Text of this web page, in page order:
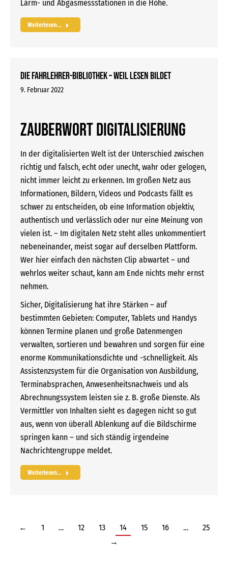
Lärm- und Abgasmessstationen in die Höhe.
Weiterlesen...
Die Fahrlehrer-Bibliothek – Weil Lesen bildet
9. Februar 2022
Zauberwort Digitalisierung
In der digitalisierten Welt ist der Unterschied zwischen
richtig und falsch, echt oder unecht, wahr oder gelogen,
nicht immer leicht zu erkennen. Im großen Netz aus
Informationen, Bildern, Videos und Podcasts fällt es
schwer zu entscheiden, ob eine Information objektiv,
authentisch und verlässlich oder nur eine Meinung von
vielen ist. – Im digitalen Netz steht alles unkommentiert
nebeneinander, meist sogar auf derselben Plattform.
Wer hier einfach den nächsten Clip abwartet – und
wehrlos weiter schaut, kann am Ende nichts mehr ernst
nehmen.
Sicher, Digitalisierung hat ihre Stärken – auf
bestimmten Gebieten: Computer, Tablets und Handys
können Termine planen und große Datenmengen
verwalten, sortieren und bewahren und sorgen für eine
enorme Kommunikationsdichte und -schnelligkeit. Als
Assistenzsystem für die Organisation von Ausbildung,
Terminabsprachen, Anwesenheitsnachweis und als
Abrechnungssystem leisten sie z. B. große Dienste. Als
Vermittler von Inhalten sieht es dagegen nicht so gut
aus, wenn von überall Ablenkung auf die Bildschirme
springen kann – und sich ständig irgendeine
Nachrichtengruppe meldet.
Weiterlesen...
← 1 … 12 13 14 15 16 …
25
→